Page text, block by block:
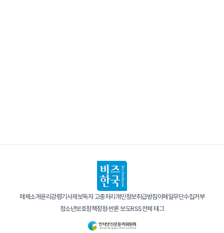
매체소개윤리강령기사제보독자 고충처리 개인정보취급방침이메일무단수집거부
청소년보호정책정정·반론 보도RSS전체 태그